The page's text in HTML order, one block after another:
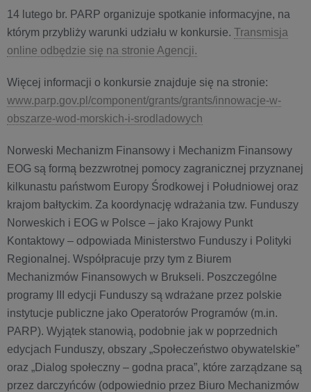
14 lutego br. PARP organizuje spotkanie informacyjne, na
którym przybliży warunki udziału w konkursie. Transmisja
online odbędzie się na stronie Agencji.
Więcej informacji o konkursie znajduje się na stronie:
www.parp.gov.pl/component/grants/grants/innowacje-w-
obszarze-wod-morskich-i-srodladowych
Norweski Mechanizm Finansowy i Mechanizm Finansowy
EOG są formą bezzwrotnej pomocy zagranicznej przyznanej
kilkunastu państwom Europy Środkowej i Południowej oraz
krajom bałtyckim. Za koordynację wdrażania tzw. Funduszy
Norweskich i EOG w Polsce – jako Krajowy Punkt
Kontaktowy – odpowiada Ministerstwo Funduszy i Polityki
Regionalnej. Współpracuje przy tym z Biurem
Mechanizmów Finansowych w Brukseli. Poszczególne
programy III edycji Funduszy są wdrażane przez polskie
instytucje publiczne jako Operatorów Programów (m.in.
PARP). Wyjątek stanowią, podobnie jak w poprzednich
edycjach Funduszy, obszary „Społeczeństwo obywatelskie”
oraz „Dialog społeczny – godna praca”, które zarządzane są
przez darczyńców (odpowiednio przez Biuro Mechanizmów